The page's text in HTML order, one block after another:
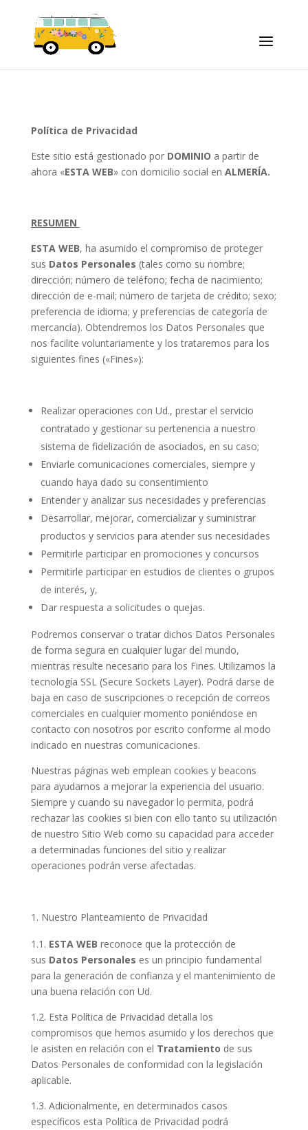
Política de Privacidad
Este sitio está gestionado porDOMINIO a partir de
ahora «ESTA WEB» con domicilio social en ALMERÍA.
RESUMEN
ESTA WEB, ha asumido el compromiso de proteger
sus Datos Personales (tales como su nombre;
dirección; número de teléfono; fecha de nacimiento;
dirección de e-mail; número de tarjeta de crédito; sexo;
preferencia de idioma; y preferencias de categoría de
mercancía). Obtendremos los Datos Personales que
nos facilite voluntariamente y los trataremos para los
siguientes fines («Fines»):
Realizar operaciones con Ud., prestar el servicio
contratado y gestionar su pertenencia a nuestro
sistema de fidelización de asociados, en su caso;
Enviarle comunicaciones comerciales, siempre y
cuando haya dado su consentimiento
Entender y analizar sus necesidades y preferencias
Desarrollar, mejorar, comercializar y suministrar
productos y servicios para atender sus necesidades
Permitirle participar en promociones y concursos
Permitirle participar en estudios de clientes o grupos
de interés, y,
Dar respuesta a solicitudes o quejas.
Podremos conservar o tratar dichos Datos Personales
de forma segura en cualquier lugar del mundo,
mientras resulte necesario para los Fines. Utilizamos la
tecnología SSL (Secure Sockets Layer). Podrá darse de
baja en caso de suscripciones o recepción de correos
comerciales en cualquier momento poniéndose en
contacto con nosotros por escrito conforme al modo
indicado en nuestras comunicaciones.
Nuestras páginas web emplean cookies y beacons
para ayudarnos a mejorar la experiencia del usuario.
Siempre y cuando su navegador lo permita, podrá
rechazar las cookies si bien con ello tanto su utilización
de nuestro Sitio Web como su capacidad para acceder
a determinadas funciones del sitio y realizar
operaciones podrán verse afectadas.
Nuestro Planteamiento de Privacidad
1.1. ESTA WEB reconoce que la protección de
sus Datos Personales es un principio fundamental
para la generación de confianza y el mantenimiento de
una buena relación con Ud.
1.2. Esta Política de Privacidad detalla los
compromisos que hemos asumido y los derechos que
le asisten en relación con el Tratamiento de sus
Datos Personales de conformidad con la legislación
aplicable.
1.3. Adicionalmente, en determinados casos
específicos esta Política de Privacidad podrá